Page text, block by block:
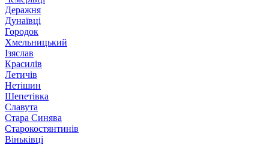
Деражня
Дунаївці
Городок
Хмельницький
Ізяслав
Красилів
Летичів
Нетішин
Шепетівка
Славута
Стара Синява
Старокостянтинів
Віньківці